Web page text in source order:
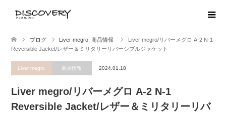
ブログ Liver megro 商品情報
Liver megro/リバーメグロ A-2 N-1
Reversible Jacket/レザー＆ミリタリーリバーシブルジャケット
Liver megro 商品情報 2024.01.18
Liver megro/リバーメグロ A-2 N-1
Reversible Jacket/レザー＆ミリタリーリバ